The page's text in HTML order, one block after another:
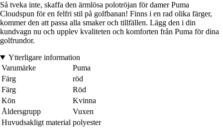
Så tveka inte, skaffa den ärmlösa polotröjan för damer Puma
Cloudspun för en felfri stil på golfbanan! Finns i en rad olika färger,
kommer den att passa alla smaker och tillfällen. Lägg den i din
kundvagn nu och upplev kvaliteten och komforten från Puma för dina
golfrundor.
Ytterligare information
Varumärke
Puma
Färg
röd
Färg
Röd
Kön
Kvinna
Åldersgrupp
Vuxen
Huvudsakligt material polyester